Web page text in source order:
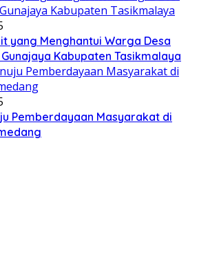
yang Menghantui Warga Desa
Kabupaten Tasikmalaya
Pemberdayaan Masyarakat di